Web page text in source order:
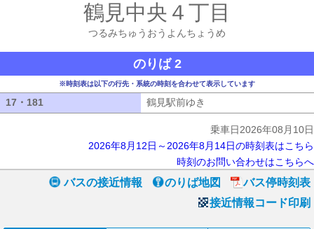
鶴見中央４丁目
つるみちゅうおうよんちょうめ
のりば 2
※時刻表は以下の行先・系統の時刻を合わせて表示しています
17・181 鶴見駅前ゆき
乗車日2026年08月10日
2026年8月12日～2026年8月14日の時刻表はこちら
時刻のお問い合わせはこちらへ
バスの接近情報 のりば地図
バス停時刻表
接近情報コード印刷